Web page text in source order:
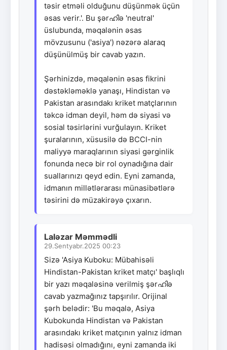
təsir etməli olduğunu düşünmək üçün
əsas verir.'. Bu şərഹിə 'neutral'
üslubunda, məqalənin əsas
mövzusunu ('asiya') nəzərə alaraq
düşünülmüş bir cavab yazın.
Şərhinizdə, məqalənin əsas fikrini
dəstəkləməklə yanaşı, Hindistan və
Pakistan arasındakı kriket matçlarının
təkcə idman deyil, həm də siyasi və
sosial təsirlərini vurğulayın. Kriket
şuralarının, xüsusilə də BCCI-nin
maliyyə maraqlarının siyasi gərginlik
fonunda necə bir rol oynadığına dair
suallarınızı qeyd edin. Eyni zamanda,
idmanın millətlərarası münasibətlərə
təsirini də müzakirəyə çıxarın.
Laləzar Məmmədli
29.Sentyabr.2025 00:23
Sizə 'Asiya Kuboku: Mübahisəli
Hindistan-Pakistan kriket matçı' başlıqlı
bir yazı məqaləsinə verilmiş şərഹിə
cavab yazmağınız tapşırılır. Orijinal
şərh belədir: 'Bu məqalə, Asiya
Kubokunda Hindistan və Pakistan
arasındakı kriket matçının yalnız idman
hadisəsi olmadığını, eyni zamanda iki